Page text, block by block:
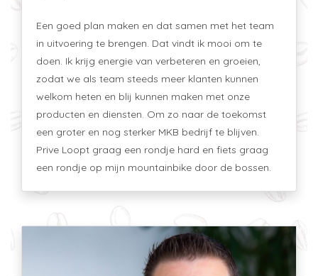
Een goed plan maken en dat samen met het team
in uitvoering te brengen. Dat vindt ik mooi om te
doen. Ik krijg energie van verbeteren en groeien,
zodat we als team steeds meer klanten kunnen
welkom heten en blij kunnen maken met onze
producten en diensten. Om zo naar de toekomst
een groter en nog sterker MKB bedrijf te blijven.
Prive Loopt graag een rondje hard en fiets graag
een rondje op mijn mountainbike door de bossen.